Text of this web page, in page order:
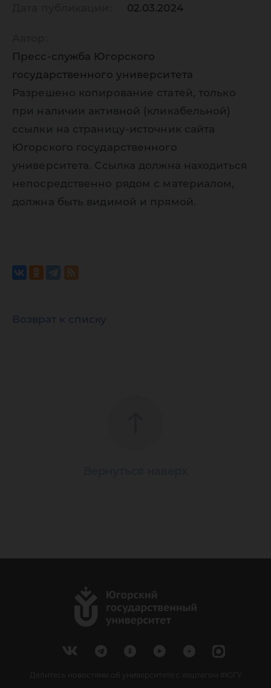
02.03.2024
Пресс-служба Югорского
государственного университета
Разрешено копирование статей, только
при наличии активной (кликабельной)
ссылки на страницу-источник сайта
Югорского государственного
университета. Ссылка должна находиться
непосредственно рядом с материалом,
должна быть видимой и прямой.
Возврат к списку
Делитесь новостями об университете с хештегом #ЮГУ